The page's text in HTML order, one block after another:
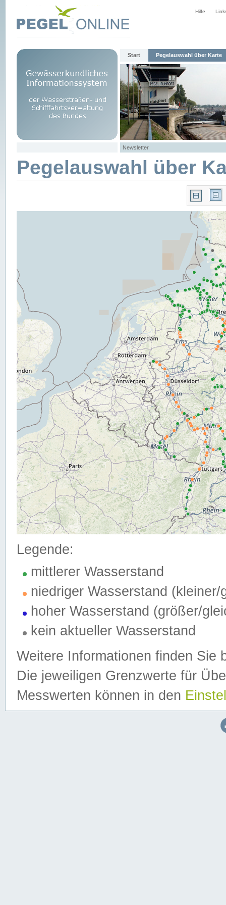
Hilfe
Start Pegelauswahl über Karte
Newsletter
Pegelauswahl über
Legende:
mittlerer Wasserstand
niedriger Wasserstand (kleiner/
hoher Wasserstand (größer/
kein aktueller Wasserstand
Weitere Informationen finden Sie
Die jeweiligen Grenzwerte für
Messwerten können in den